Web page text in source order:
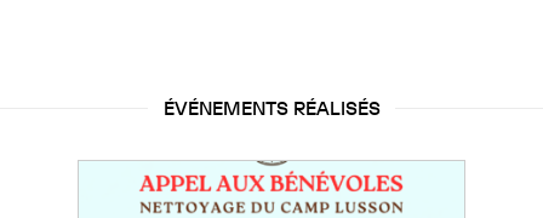
ÉVÉNEMENTS RÉALISÉS